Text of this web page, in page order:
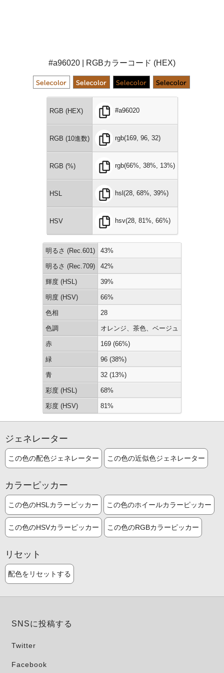
#a96020 | RGBカラーコード (HEX)
RGB (HEX) #a96020
RGB (10進数) rgb(169, 96, 32)
RGB (%) rgb(66%, 38%, 13%)
HSL hsl(28, 68%, 39%)
HSV hsv(28, 81%, 66%)
明るさ (Rec.601) 43%
明るさ (Rec.709) 42%
輝度 (HSL) 39%
明度 (HSV) 66%
色相 28
色調 オレンジ、茶色、ベージュ
赤 169 (66%)
緑 96 (38%)
青 32 (13%)
彩度 (HSL) 68%
彩度 (HSV) 81%
ジェネレーター
この色の配色ジェネレーター この色の近似色ジェネレーター
カラーピッカー
この色のHSLカラーピッカー この色のホイールカラーピッカー
この色のHSVカラーピッカー この色のRGBカラーピッカー
リセット
配色をリセットする
SNSに投稿する
Twitter
Facebook